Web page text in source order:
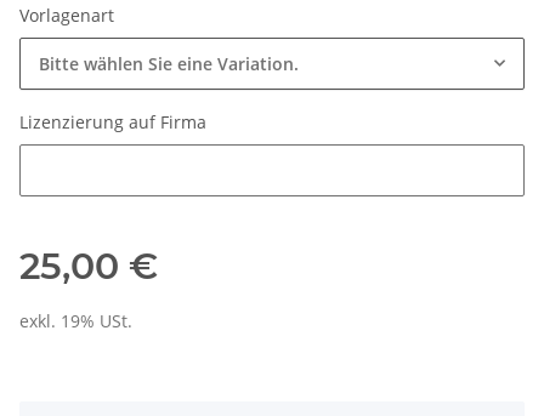
Vorlagenart
Bitte wählen Sie eine Variation.
Lizenzierung auf Firma
25,00 €
exkl. 19% USt.